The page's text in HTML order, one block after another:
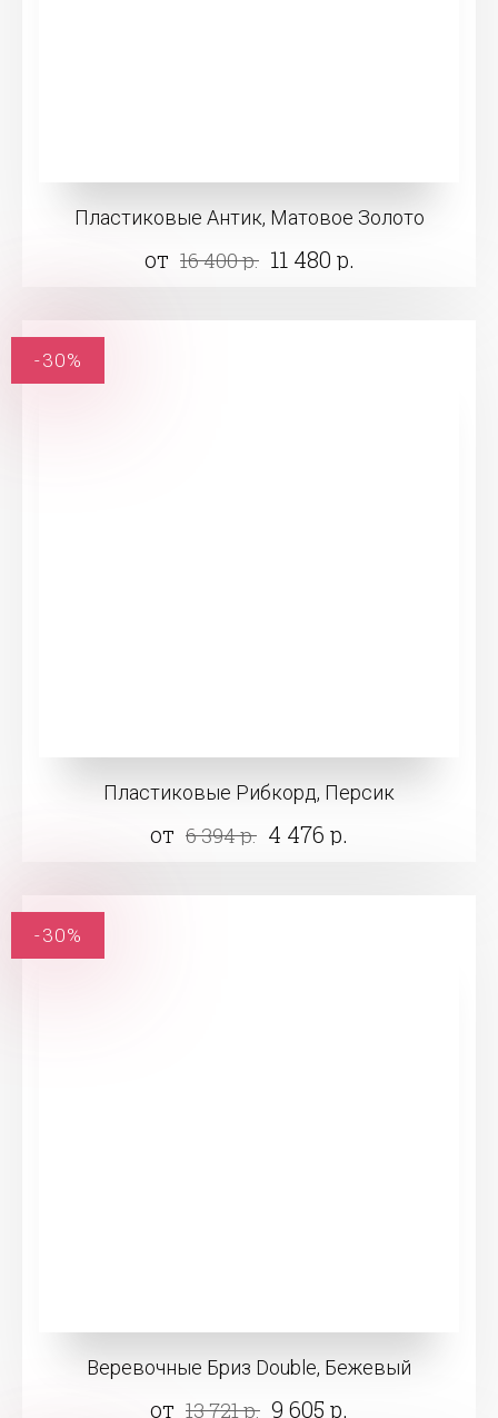
Пластиковые Антик, Матовое Золото
от 16 400 р. 11 480 р.
Пластиковые Рибкорд, Персик
от 6 394 р. 4 476 р.
-30%
Веревочные Бриз Double, Бежевый
от 13 721 р. 9 605 р.
-30%